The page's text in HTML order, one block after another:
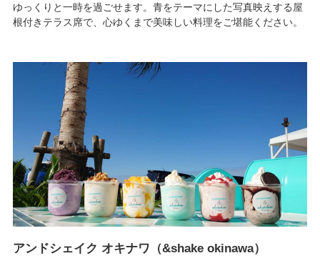
ゆっくりと一時を過ごせます。青をテーマにした写真映えする屋
根付きテラス席で、心ゆくまで美味しい料理をご堪能ください。
アンドシェイク オキナワ（&shake okinawa）